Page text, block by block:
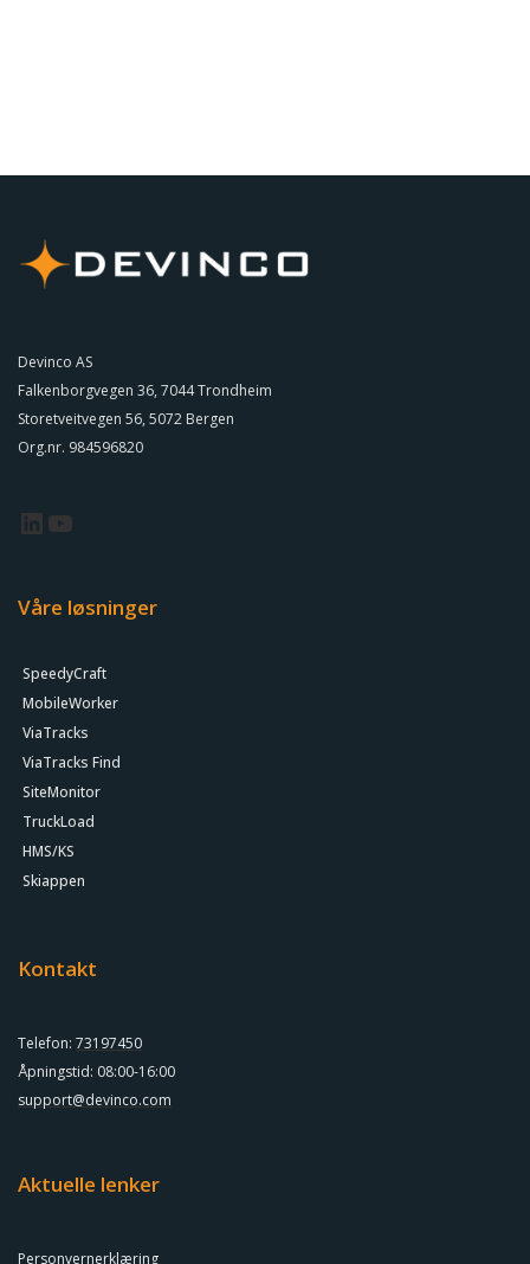
Devinco AS
Falkenborgvegen 36, 7044 Trondheim
Storetveitvegen 56, 5072 Bergen
Org.nr. 984596820
Våre løsninger
SpeedyCraft
MobileWorker
ViaTracks
ViaTracks Find
SiteMonitor
TruckLoad
HMS/KS
Skiappen
Kontakt
Telefon: 73197450
Åpningstid: 08:00-16:00
support@devinco.com
Aktuelle lenker
Personvernerklæring